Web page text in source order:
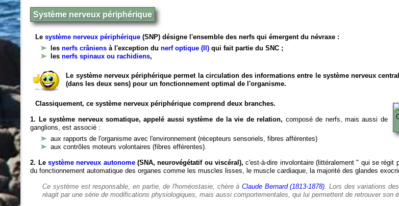
Système nerveux périphérique
Lesystème nerveux périphérique (SNP) désigne l'ensemble des nerfs qui émergent du névraxe :
lesnerfs crâniens à l'exception du nerf optique (II) qui fait partie du SNC ;
lesnerfs spinaux ou rachidiens,
Le système nerveux périphérique permet la circulation des informations entre le système nerveux
(dans les deux sens) pour un fonctionnement optimal de l'organisme.
Classiquement, ce système nerveux périphérique comprend deux branches.
1. Le système nerveux somatique, appelé aussi système de la vie de relation, composé de nerfs, mais aussi de
ganglions, est associé :
aux rapports de l'organisme avec l'environnement (récepteurs sensoriels, fibres afférentes)
aux contrôles moteurs volontaires (fibres efférentes).
2. Le système nerveux autonome(SNA, neurovégétatif ou viscéral), c'est-à-dire involontaire (littéralement " qui se
du fonctionnement automatique des organes comme les muscles lisses, le muscle cardiaque, la majorité des glandes
Ce système est responsable, en partie, de l'homéostasie, chère àClaude Bernard (1813-1878). Lors des variations
réagit par une série de modifications physiologiques, mais aussi comportementales, qui lui permettent de retrouver son